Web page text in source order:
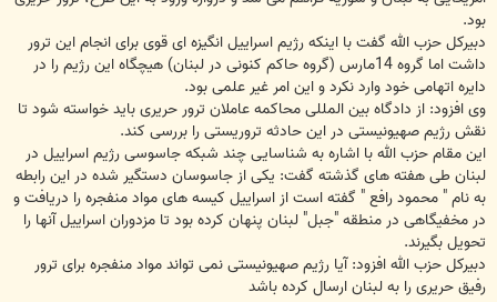
بود.
دبیرکل حزب الله گفت با اینکه رژیم اسراییل انگیزه ای قوی برای انجام این ترور
داشت اما گروه 14مارس (گروه حاکم کنونی در لبنان) هیچگاه این رژیم را در
دایره اتهامی خود وارد نکرد و این امر غیر علمی بود.
وی افزود: از دادگاه بین المللی محاکمه عاملان ترور حریری باید خواسته شود تا
نقش رژیم صهیونیستی در این حادثه تروریستی را بررسی کند.
این مقام حزب الله با اشاره به شناسایی چند شبکه جاسوسی رژیم اسراییل در
لبنان طی هفته های گذشته گفت: یکی از جاسوسان دستگیر شده در این رابطه
به نام " محمود رافع " گفته است از اسراییل کیسه های مواد منفجره را دریافت و
در مخفیگاهی در منطقه "جبل" لبنان پنهان کرده بود تا مزدوران اسراییل آنها را
تحویل بگیرند.
دبیرکل حزب الله افزود: آیا رژیم صهیونیستی نمی تواند مواد منفجره برای ترور
رفیق حریری را به لبنان ارسال کرده باشد